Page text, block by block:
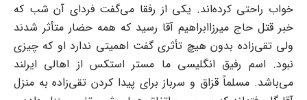
خواب راحتی کرده‌اند.‌ یکی از رفقا می‌گفت فردای آن شب که
خبر قتل حاج میرزاابراهیم آقا رسید که همه حضار متأثر شدند
‌ولی تقی‌زاده بدون هیچ تأثری گفت اهمیتی ندارد او که چیزی
نبود. اسم رفیق انگلیسی ما مستر استکس از ‌اهالی ایرلند
می‌باشد. مسلماً‌ قزاق و سرباز برای پیدا کردن تقی‌زاده به منزل